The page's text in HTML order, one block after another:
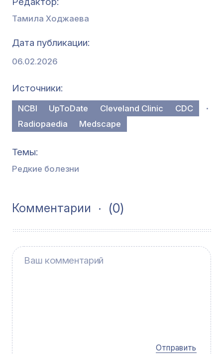
Тамила Ходжаева
Дата публикации
06.02.2026
Источники
NCBI UpToDate Cleveland Clinic
CDC
Radiopaedia
Medscape
Темы
Редкие болезни
Комментарии (0)
Отправить